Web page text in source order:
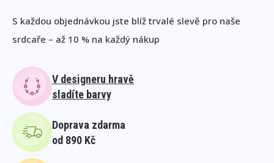
S každou objednávkou jste blíž trvalé slevě pro naše
srdcaře – až 10 % na každý nákup
V designeru hravě
sladíte barvy
Doprava zdarma
od 890 Kč